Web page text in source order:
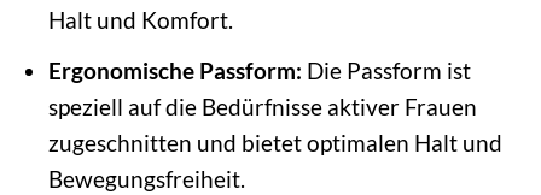
Halt und Komfort.
Ergonomische Passform: Die Passform ist
speziell auf die Bedürfnisse aktiver Frauen
zugeschnitten und bietet optimalen Halt und
Bewegungsfreiheit.